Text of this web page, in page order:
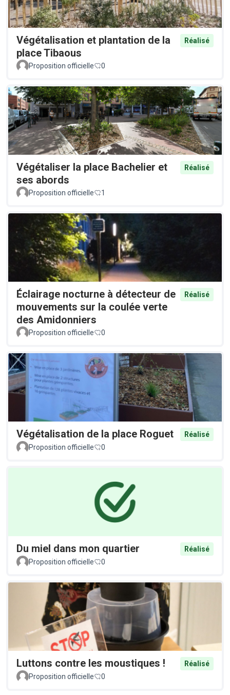
Végétalisation et plantation de la
place Tibaous
Réalisé
Proposition officielle 0
Végétaliser la place Bachelier et
ses abords
Réalisé
Proposition officielle 1
Éclairage nocturne à détecteur de
mouvements sur la coulée verte
des Amidonniers
Réalisé
Proposition officielle 0
Végétalisation de la place Roguet
Réalisé
Proposition officielle
0
Du miel dans mon quartier
Réalisé
Proposition officielle
0
Luttons contre les moustiques !
Réalisé
Proposition officielle
0